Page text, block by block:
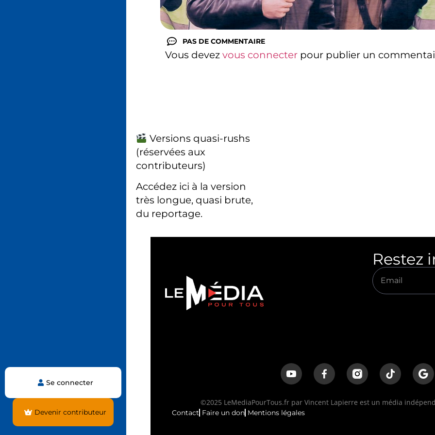
Se connecter
Devenir contributeur
PAS DE COMMENTAIRE
Vous devez vous connecter pour publier un
Versions quasi-rushs
(réservées aux
contributeurs)
Accédez ici à la version
très longue, quasi brute,
du reportage.
Restez
©2025 LeMediaPourTous.fr par Vincent Lapierre est un média
Contact Faire un don Mentions légales